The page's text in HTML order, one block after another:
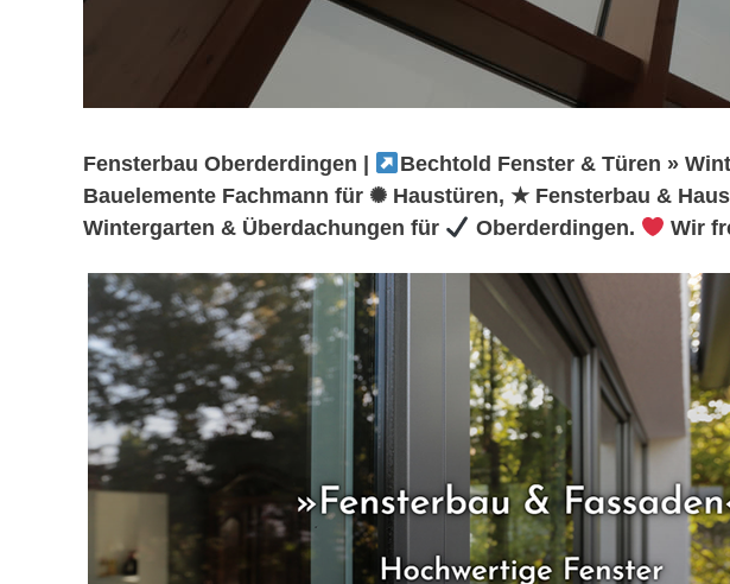
Fensterbau Oberderdingen |
Bechtold Fenster & Türen »
Bauelemente Fachmann für ✺ Haustüren, ★ Fensterbau &
Wintergarten & Überdachungen für
Oberderdingen. Wir